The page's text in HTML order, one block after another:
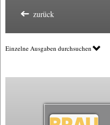
zurück
Einzelne Ausgaben durchsuchen